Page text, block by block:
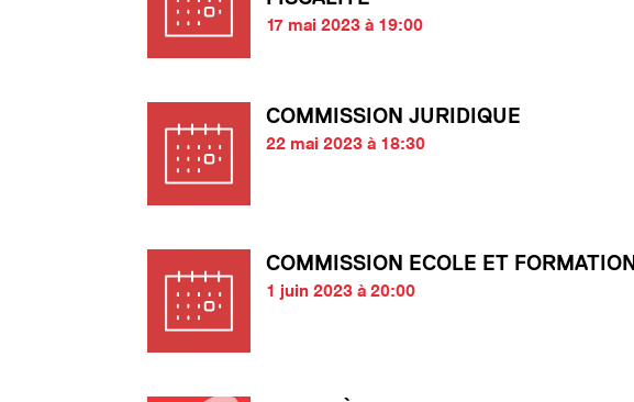
17 mai 2023 à 19:00
COMMISSION JURIDIQUE
22 mai 2023 à 18:30
COMMISSION ECOLE ET FORMATION
1 juin 2023 à 20:00